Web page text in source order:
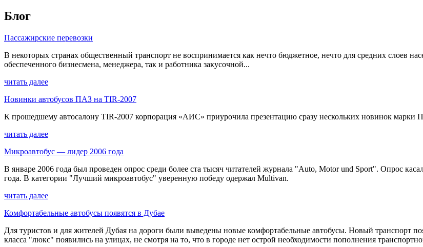
Блог
Пассажирские перевозки
В некоторых странах общественный транспорт не воспринимается как нечто бюджетное, нечто для средних слоев
обеспеченного бизнесмена, менеджера, так и работника закусочной...
читать далее
Новинки автобусов ПАЗ на TIR-2007
К прошедшему автосалону TIR-2007 корпорация «АИС» приурочила презентацию сразу нескольких новинок марки
читать далее
Микроавтобус — лидер 2006 года
В январе 2006 года был проведен опрос среди более ста тысяч читателей журнала "Auto, Motor und Sport". Опрос
года. В категории "Лучший микроавтобус" уверенную победу одержал Multivan.
читать далее
Комфортабельные автобусы появятся в Дубае
Для туристов и для жителей Дубая на дороги были выведены новые комфортабельные автобусы. Новый транспорт
класса "люкс" появились на улицах, не смотря на то, что в городе нет острой необходимости пополнения